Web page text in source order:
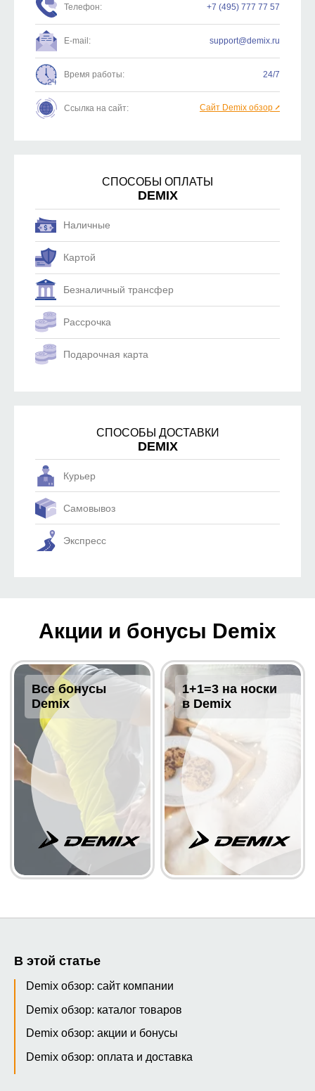
Телефон: +7 (495) 777 77 57
E-mail: support@demix.ru
Время работы: 24/7
Ссылка на сайт: Сайт Demix обзор ⭧
СПОСОБЫ ОПЛАТЫ
DEMIX
Наличные
Картой
Безналичный трансфер
Рассрочка
Подарочная карта
СПОСОБЫ ДОСТАВКИ
DEMIX
Курьер
Самовывоз
Экспресс
Акции и бонусы Demix
Все бонусы
Demix
1+1=3 на носки
в Demix
В этой статье
Demix обзор: сайт компании
Demix обзор: каталог товаров
Demix обзор: акции и бонусы
Demix обзор: оплата и доставка